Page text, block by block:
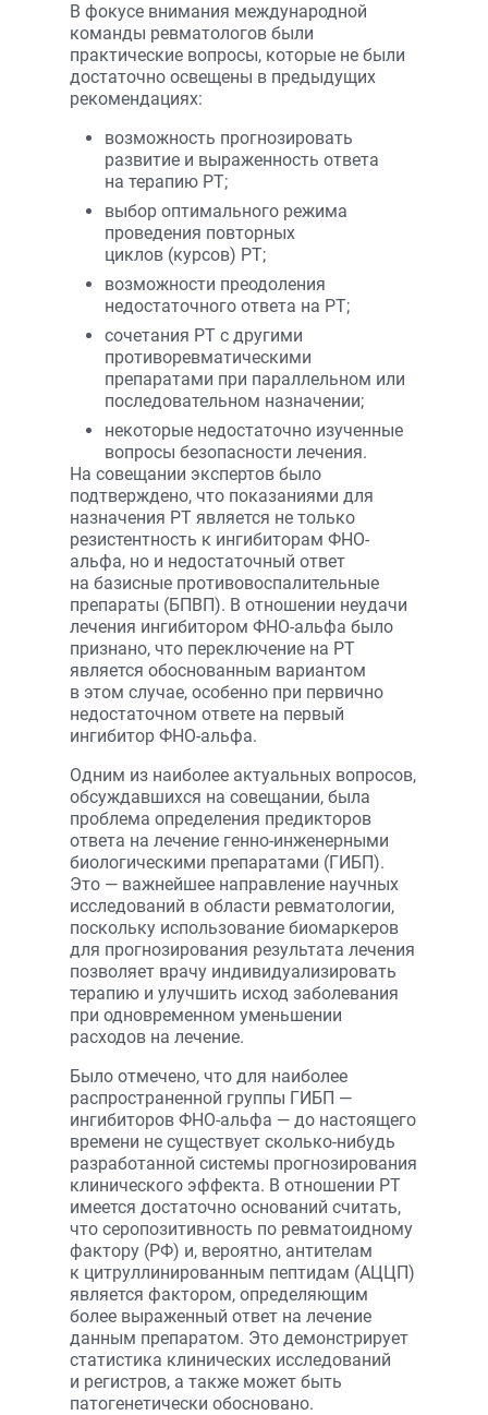
В фокусе внимания международной
команды ревматологов были
практические вопросы, которые не были
достаточно освещены в предыдущих
рекомендациях:
возможность прогнозировать
развитие и выраженность ответа
на терапию РТ;
выбор оптимального режима
проведения повторных
циклов (курсов) РТ;
возможности преодоления
недостаточного ответа на РТ;
сочетания РТ с другими
противоревматическими
препаратами при параллельном или
последовательном назначении;
некоторые недостаточно изученные
вопросы безопасности лечения.
На совещании экспертов было
подтверждено, что показаниями для
назначения РТ является не только
резистентность к ингибиторам ФНО-
альфа, но и недостаточный ответ
на базисные противовоспалительные
препараты (БПВП). В отношении неудачи
лечения ингибитором ФНО-альфа было
признано, что переключение на РТ
является обоснованным вариантом
в этом случае, особенно при первично
недостаточном ответе на первый
ингибитор ФНО-альфа.
Одним из наиболее актуальных вопросов,
обсуждавшихся на совещании, была
проблема определения предикторов
ответа на лечение генно-инженерными
биологическими препаратами (ГИБП).
Это — важнейшее направление научных
исследований в области ревматологии,
поскольку использование биомаркеров
для прогнозирования результата лечения
позволяет врачу индивидуализировать
терапию и улучшить исход заболевания
при одновременном уменьшении
расходов на лечение.
Было отмечено, что для наиболее
распространенной группы ГИБП —
ингибиторов ФНО-альфа — до настоящего
времени не существует сколько-нибудь
разработанной системы прогнозирования
клинического эффекта. В отношении РТ
имеется достаточно оснований считать,
что серопозитивность по ревматоидному
фактору (РФ) и, вероятно, антителам
к цитруллинированным пептидам (АЦЦП)
является фактором, определяющим
более выраженный ответ на лечение
данным препаратом. Это демонстрирует
статистика клинических исследований
и регистров, а также может быть
патогенетически обосновано.